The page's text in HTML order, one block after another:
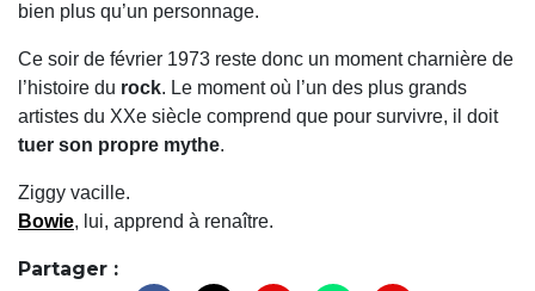
bien plus qu’un personnage.
Ce soir de février 1973 reste donc un moment charnière de
l’histoire du rock. Le moment où l’un des plus grands
artistes du XXe siècle comprend que pour survivre, il doit
tuer son propre mythe.
Ziggy vacille.
Bowie, lui, apprend à renaître.
Partager :